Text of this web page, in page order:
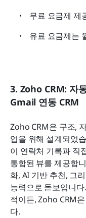
무료 요금제 제
유료 요금제는
3. Zoho CRM: 자
Gmail 연동 CRM
Zoho CRM은 구조,
업을 위해 설계되었
이 연락처 기록과 직
통합된 뷰를 제공합
화, AI 기반 추천, 그
능력으로 돋보입니
적이든, Zoho CRM
다.